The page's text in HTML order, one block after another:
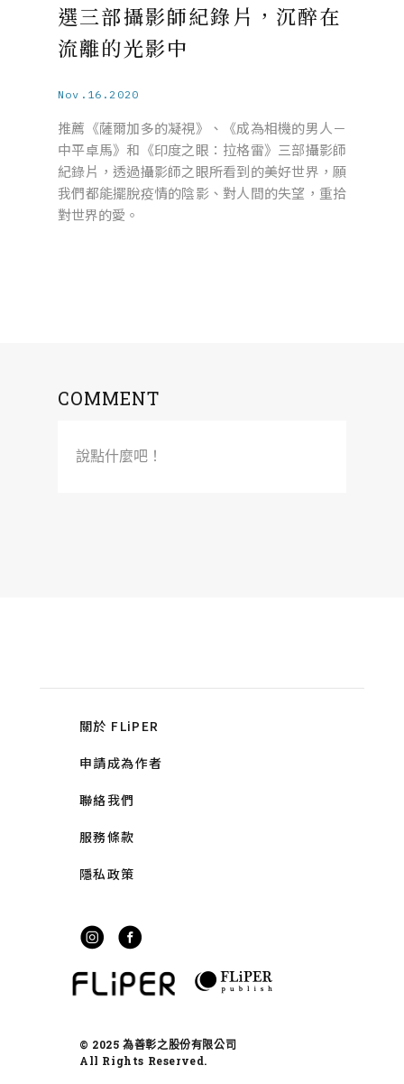
選三部攝影師紀錄片，沉醉在
流離的光影中
Nov.16.2020
推薦《薩爾加多的凝視》、《成為相機的男人－
中平卓馬》和《印度之眼：拉格雷》三部攝影師
紀錄片，透過攝影師之眼所看到的美好世界，願
我們都能擺脫疫情的陰影、對人間的失望，重拾
對世界的愛。
COMMENT
說點什麼吧！
關於 FLiPER
申請成為作者
聯絡我們
服務條款
隱私政策
© 2025 為善彰之股份有限公司
All Rights Reserved.